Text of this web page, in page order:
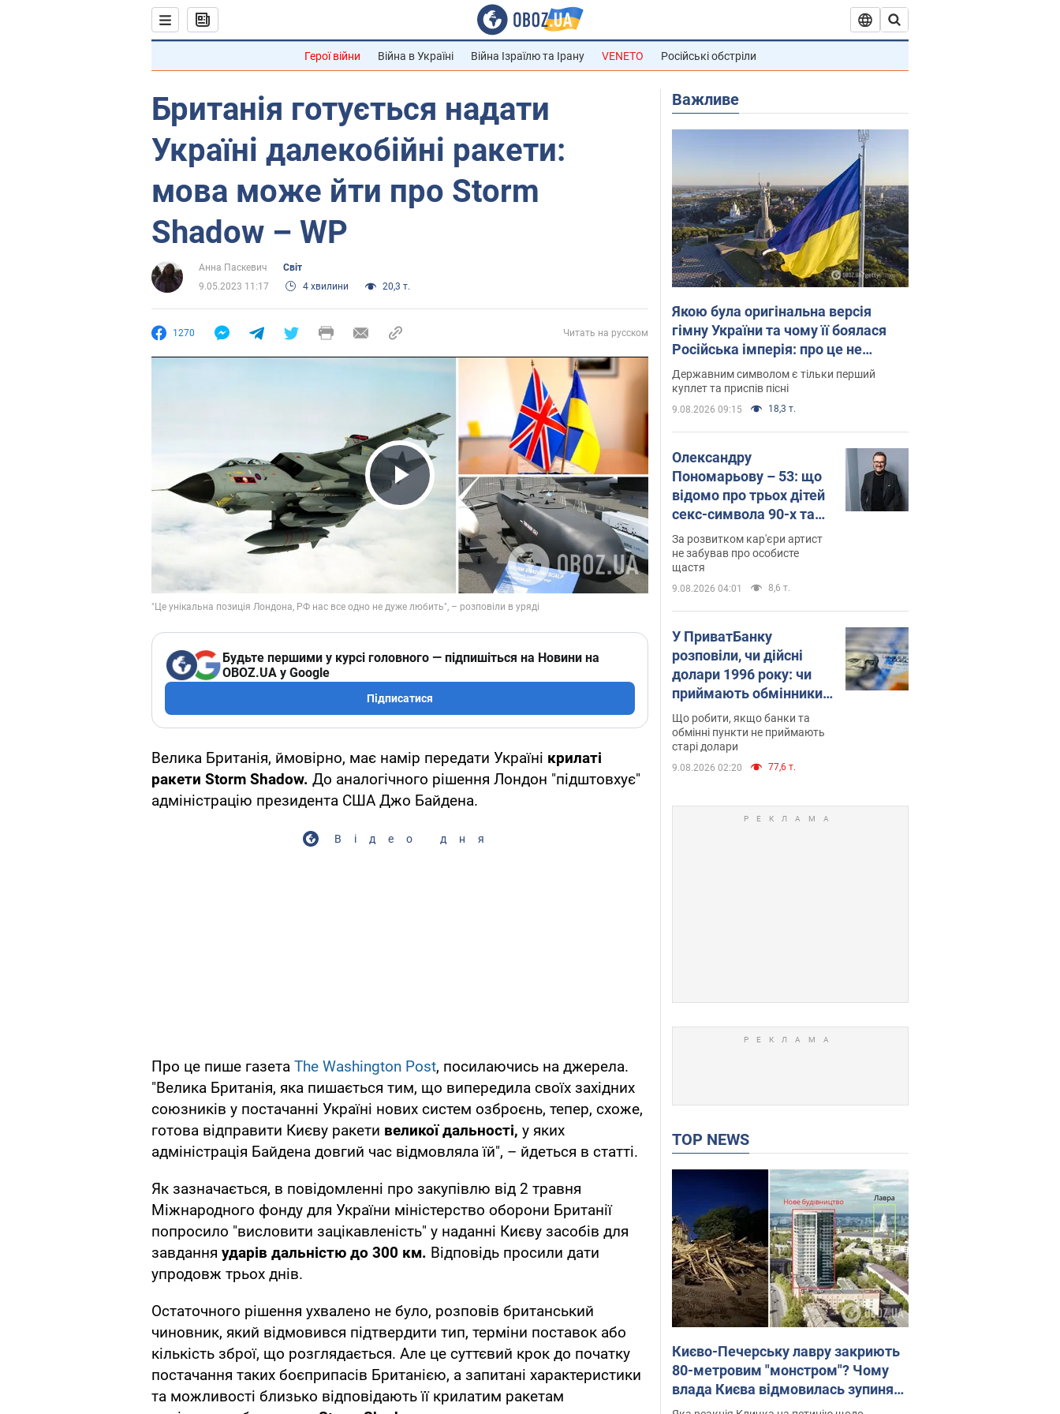
Герої війни Війна в Україні Війна Ізраїлю та Ірану VENETO Російські обстріли
Британія готується надати
Україні далекобійні ракети:
мова може йти про Storm
Shadow – WP
Анна Паскевич
Світ
9.05.2023 11:17
4 хвилини 20,3 т.
1270 Читать на русском
Play Video
Будьте першими у курсі головного — підпишіться на Новини на
OBOZ.UA у Google
Підписатися
Велика Британія, ймовірно, має намір передати Україні крилаті
ракети Storm Shadow. До аналогічного рішення Лондон "підштовхує"
адміністрацію президента США Джо Байдена.
Відео дня
Про це пише газета The Washington Post, посилаючись на джерела.
"Велика Британія, яка пишається тим, що випередила своїх західних
союзників у постачанні Україні нових систем озброєнь, тепер, схоже,
готова відправити Києву ракети великої дальності, у яких
адміністрація Байдена довгий час відмовляла їй", – йдеться в статті.
Як зазначається, в повідомленні про закупівлю від 2 травня
Міжнародного фонду для України міністерство оборони Британії
попросило "висловити зацікавленість" у наданні Києву засобів для
завдання ударів дальністю до 300 км. Відповідь просили дати
упродовж трьох днів.
Остаточного рішення ухвалено не було, розповів британський
чиновник, який відмовився підтвердити тип, терміни поставок або
кількість зброї, що розглядається. Але це суттєвий крок до початку
постачання таких боєприпасів Британією, а запитані характеристики
та можливості близько відповідають її крилатим ракетам
Важливе
Якою була оригінальна версія
гімну України та чому її боялася
Російська імперія: про це не
розповідають у школі
Державним символом є тільки перший
куплет та приспів пісні
9.08.2026 09:15 18,3 т.
Олександру
Пономарьову – 53: що
відомо про трьох дітей
секс-символа 90-х та
який вигляд вони
мають
За розвитком кар'єри артист
не забував про особисте
щастя
9.08.2026 04:01 8,6 т.
У ПриватБанку
розповіли, чи дійсні
долари 1996 року: чи
приймають обмінники
та банки такі купюри
Що робити, якщо банки та
обмінні пункти не приймають
старі долари
9.08.2026 02:20 77,6 т.
TOP NEWS
Києво-Печерську лавру закриють
80-метровим "монстром"? Чому
влада Києва відмовилась зупиняти
будівництво хмарочоса